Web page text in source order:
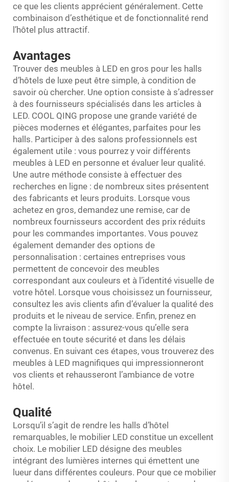
ce que les clients apprécient généralement. Cette
combinaison d’esthétique et de fonctionnalité rend
l’hôtel plus attractif.
Avantages
Trouver des meubles à LED en gros pour les halls
d’hôtels de luxe peut être simple, à condition de
savoir où chercher. Une option consiste à s’adresser
à des fournisseurs spécialisés dans les articles à
LED. COOL QING propose une grande variété de
pièces modernes et élégantes, parfaites pour les
halls. Participer à des salons professionnels est
également utile : vous pourrez y voir différents
meubles à LED en personne et évaluer leur qualité.
Une autre méthode consiste à effectuer des
recherches en ligne : de nombreux sites présentent
des fabricants et leurs produits. Lorsque vous
achetez en gros, demandez une remise, car de
nombreux fournisseurs accordent des prix réduits
pour les commandes importantes. Vous pouvez
également demander des options de
personnalisation : certaines entreprises vous
permettent de concevoir des meubles
correspondant aux couleurs et à l’identité visuelle de
votre hôtel. Lorsque vous choisissez un fournisseur,
consultez les avis clients afin d’évaluer la qualité des
produits et le niveau de service. Enfin, prenez en
compte la livraison : assurez-vous qu’elle sera
effectuée en toute sécurité et dans les délais
convenus. En suivant ces étapes, vous trouverez des
meubles à LED magnifiques qui impressionneront
vos clients et rehausseront l’ambiance de votre
hôtel.
Qualité
Lorsqu’il s’agit de rendre les halls d’hôtel
remarquables, le mobilier LED constitue un excellent
choix. Le mobilier LED désigne des meubles
intégrant des lumières internes qui émettent une
lueur dans différentes couleurs. Pour que ce mobilier